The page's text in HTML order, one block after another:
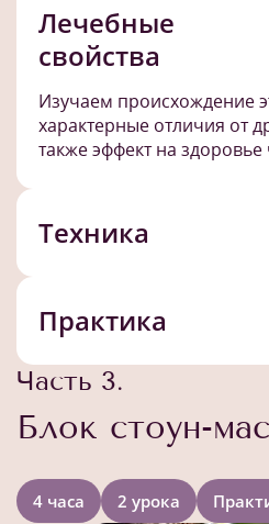
Лечебные
свойства
Изучаем происхождение
характерные отличия от
также эффект на здоровье
Техника
Практика
Часть 3.
Блок стоун-
4 часа 2 урока